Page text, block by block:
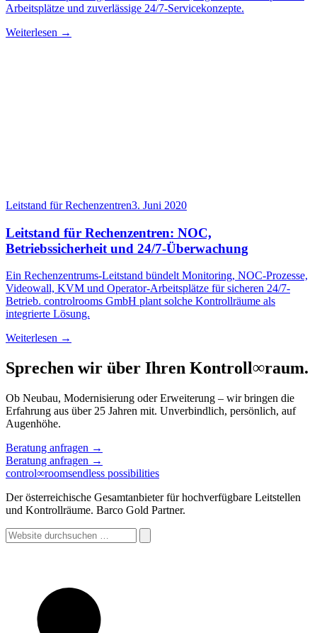
Arbeitsplätze und zuverlässige 24/7-Servicekonzepte.
Weiterlesen →
Leitstand für Rechenzentren3. Juni 2020
Leitstand für Rechenzentren: NOC,
Betriebssicherheit und 24/7-Überwachung
Ein Rechenzentrums-Leitstand bündelt Monitoring, NOC-Prozesse,
Videowall, KVM und Operator-Arbeitsplätze für sicheren 24/7-
Betrieb. controlrooms GmbH plant solche Kontrollräume als
integrierte Lösung.
Weiterlesen →
Sprechen wir über Ihren Kontroll∞raum.
Ob Neubau, Modernisierung oder Erweiterung – wir bringen die
Erfahrung aus über 25 Jahren mit. Unverbindlich, persönlich, auf
Augenhöhe.
Beratung anfragen →
Beratung anfragen →
control∞roomsendless possibilities
Der österreichische Gesamtanbieter für hochverfügbare Leitstellen
und Kontrollräume. Barco Gold Partner.
Website
durchsuchen